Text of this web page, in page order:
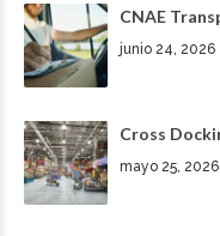
CNAE
junio 24, 2026
Cross
mayo 25, 2026